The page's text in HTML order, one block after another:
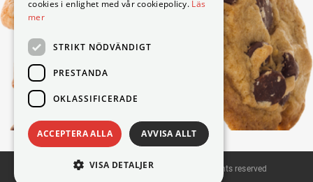
Copyright © 2026 Knop Elektronik A/S. All rights reserved
cookies i enlighet med vår cookiepolicy. Läs
mer
STRIKT NÖDVÄNDIGT
PRESTANDA
OKLASSIFICERADE
ACCEPTERA ALLA AVVISA ALLT
VISA DETALJER